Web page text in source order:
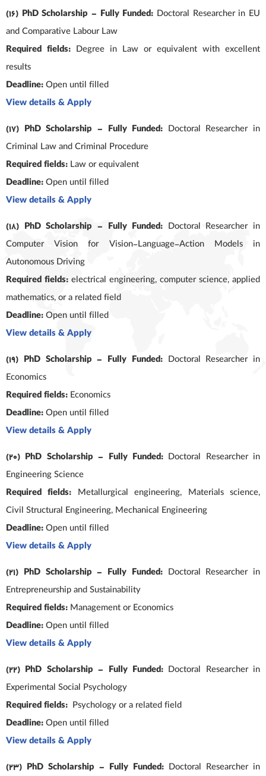
(16) PhD Scholarship – Fully Funded: Doctoral Researcher in EU
and Comparative Labour Law
Required fields: Degree in Law or equivalent with excellent
results
Deadline:Open until filled
View details & Apply
(17) PhD Scholarship – Fully Funded: Doctoral Researcher in
Criminal Law and Criminal Procedure
Required fields: Law or equivalent
Deadline:Open until filled
View details & Apply
(18) PhD Scholarship – Fully Funded: Doctoral Researcher in
Computer Vision for Vision-Language-Action Models in
Autonomous Driving
Required fields: electrical engineering, computer science, applied
mathematics, or a related field
Deadline:Open until filled
View details & Apply
(19) PhD Scholarship – Fully Funded:Doctoral Researcher in
Economics
Required fields: Economics
Deadline:Open until filled
View details & Apply
(20) PhD Scholarship – Fully Funded:Doctoral Researcher in
Engineering Science
Required fields: Metallurgical engineering, Materials science,
Civil Structural Engineering, Mechanical Engineering
Deadline:Open until filled
View details & Apply
(21) PhD Scholarship – Fully Funded:Doctoral Researcher in
Entrepreneurship and Sustainability
Required fields: Management or Economics
Deadline:Open until filled
View details & Apply
(22) PhD Scholarship – Fully Funded:Doctoral Researcher in
Experimental Social Psychology
Required fields: Psychology or a related field
Deadline:Open until filled
View details & Apply
(23) PhD Scholarship – Fully Funded: Doctoral Researcher in